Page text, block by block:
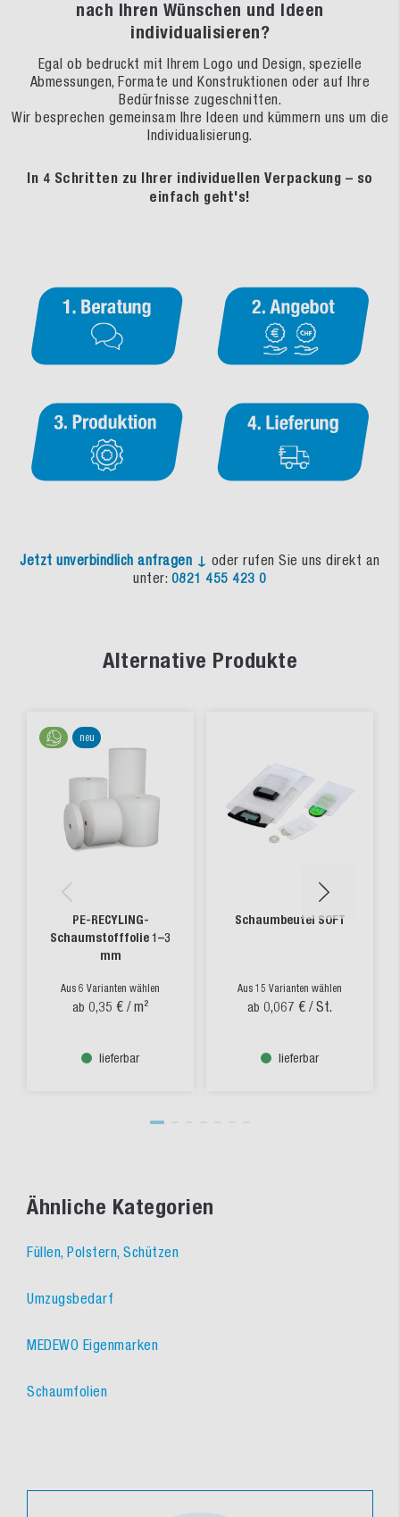
nach Ihren Wünschen und Ideen
individualisieren?
Egal ob bedruckt mit Ihrem Logo und Design, spezielle
Abmessungen, Formate und Konstruktionen oder auf Ihre
Bedürfnisse zugeschnitten.
Wir besprechen gemeinsam Ihre Ideen und kümmern uns um die
Individualisierung.
In 4 Schritten zu Ihrer individuellen Verpackung – so
einfach geht's!
Jetzt unverbindlich anfragen ↓ oder rufen Sie uns direkt an
unter: 0821 455 423 0
Alternative Produkte
neu
PE-RECYLING-
Schaumstofffolie 1–3
mm
Aus 6 Varianten wählen
ab 0,35 € / m²
lieferbar
Schaumbeutel SOFT
Aus 15 Varianten wählen
ab 0,067 € / St.
lieferbar
Ähnliche Kategorien
Füllen, Polstern, Schützen
Umzugsbedarf
MEDEWO Eigenmarken
Schaumfolien